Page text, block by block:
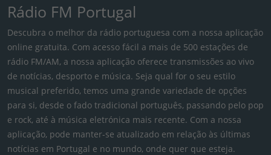
Rádio FM Portugal
Descubra o melhor da rádio portuguesa com a nossa aplicação
online gratuita. Com acesso fácil a mais de 500 estações de
rádio FM/AM, a nossa aplicação oferece transmissões ao vivo
de notícias, desporto e música. Seja qual for o seu estilo
musical preferido, temos uma grande variedade de opções
para si, desde o fado tradicional português, passando pelo pop
e rock, até à música eletrónica mais recente. Com a nossa
aplicação, pode manter-se atualizado em relação às últimas
notícias em Portugal e no mundo, onde quer que esteja.